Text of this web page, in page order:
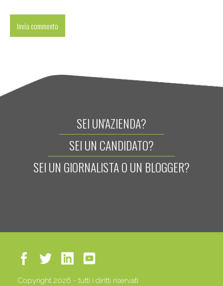
SEI UN'AZIENDA?
SEI UN CANDIDATO?
SEI UN GIORNALISTA O UN BLOGGER?
Copyright 2026 - tutti i diritti riservati